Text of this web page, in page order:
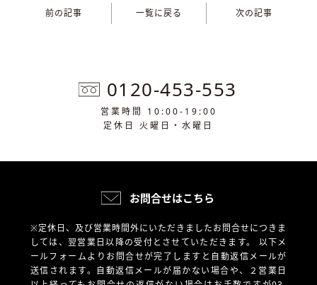
前の記事 一覧に戻る 次の記事
0120-453-553
営業時間 10:00-19:00
定休日 火曜日・水曜日
お問合せはこちら
※定休日、及び営業時間外にいただきましたお問合せにつきま
しては、翌営業日以降の受付とさせていただきます。 以下メ
ールフォームよりお問合せが完了しますと自動返信メールが
送信されます。自動返信メールが届かない場合や、
２営業日